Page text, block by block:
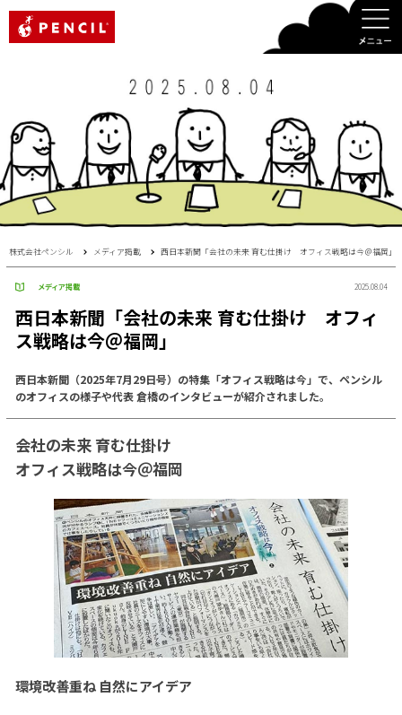
株式会社ペンシル メディア掲載 西日本新聞「会社の未来 育む仕掛け オフィス戦略は今＠福岡」
メディア掲載 2025.08.04
西日本新聞「会社の未来 育む仕掛け オフィ
ス戦略は今＠福岡」
西日本新聞（2025年7月29日号）の特集「オフィス戦略は今」で、ペンシル
のオフィスの様子や代表 倉橋のインタビューが紹介されました。
会社の未来 育む仕掛け
オフィス戦略は今＠福岡
環境改善重ね 自然にアイデア